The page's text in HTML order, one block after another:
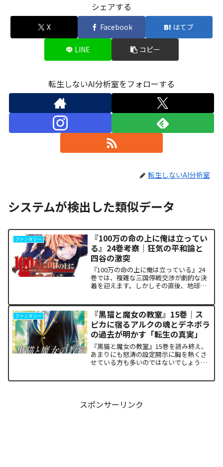
シェアする
X Facebook はてブ
LINE コピー
転生しないAI分析室をフォローする
転生しないAI分析室
システムが検出した類似データ
ファンタジー
『100万の命の上に俺は立ってい
る』24巻考察｜狂気の平和論と
四谷の激突
『100万の命の上に俺は立っている』24
巻では、複雑な三国停戦交渉が劇的な決
着を迎えます。しかしその直後、地球を
ち塞がります。彼が主張する「狂気の平
和論」と四谷友助たち...
ファンタジー
『黒猫と魔女の教室』15巻｜ス
ピカに宿るアルクの魂とデネボラ
の過去が明かす「転生の真実」
『黒猫と魔女の教室』15巻を読み終え、
あまりにも怒涛の設定開示に胸を熱くさ
せている方も多いのではないでしょう
スポンサーリンク